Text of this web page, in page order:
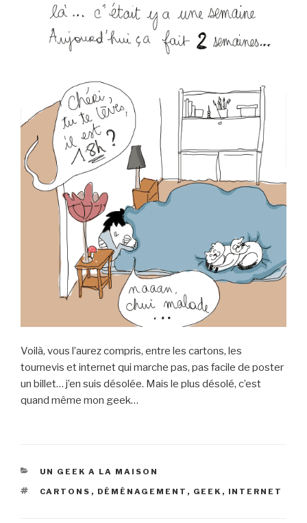
Voilà, vous l’aurez compris, entre les cartons, les
tournevis et internet qui marche pas, pas facile de poster
un billet… j’en suis désolée. Mais le plus désolé, c’est
quand même mon geek…
CATÉGORIES
UN GEEK A LA MAISON
ÉTIQUETTES
CARTONS , DÉMÉNAGEMENT , GEEK , INTERNET